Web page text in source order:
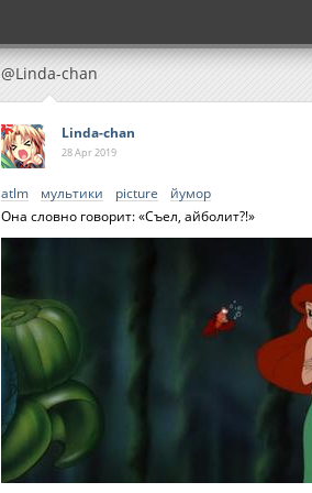
@Linda-chan
Linda-chan
28 Apr2019
atlm мультики picture
йумор
Она словно говорит: «Съел, айболит?!»